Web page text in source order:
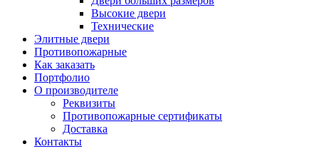
Высокие двери
Технические
Элитные двери
Противопожарные
Как заказать
Портфолио
О производителе
Реквизиты
Противопожарные сертификаты
Доставка
Контакты